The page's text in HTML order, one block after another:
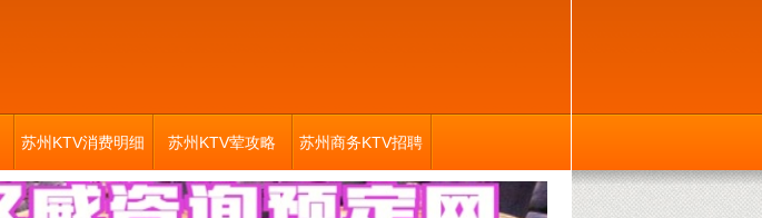
苏州KTV消费明细 苏州KTV荤攻略 苏州商务KTV招聘